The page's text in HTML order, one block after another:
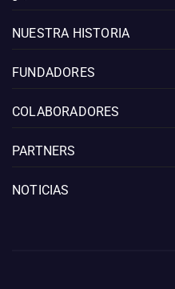
NUESTRA HISTORIA
FUNDADORES
COLABORADORES
PARTNERS
NOTICIAS